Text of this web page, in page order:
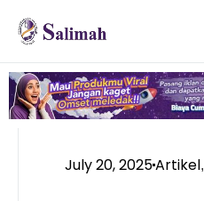
July 20, 2025Artikel,